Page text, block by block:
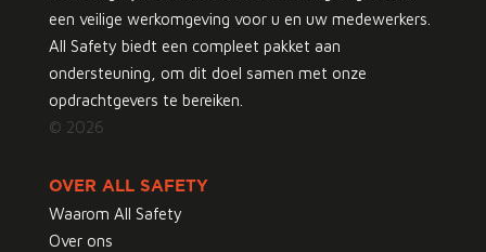
een veilige werkomgeving voor u en uw medewerkers.
All Safety biedt een compleet pakket aan
ondersteuning, om dit doel samen met onze
opdrachtgevers te bereiken.
© 2026
OVER ALL SAFETY
Waarom All Safety
Over ons